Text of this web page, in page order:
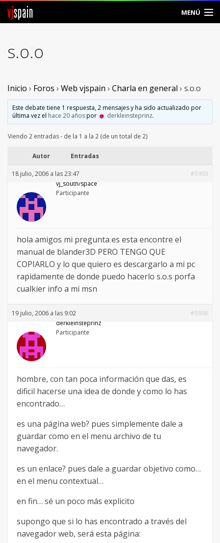
vjspain MENÚ
Foros
Vjspain
Contacto
Entrar
Crear Cuenta
s.o.o
Inicio › Foros › Web vjspain › Charla en general › s.o.o
Este debate tiene 1 respuesta, 2 mensajes y ha sido actualizado por
última vez el hace 20 añospor derkleinsteprinz.
Viendo 2 entradas - de la 1 a la 2 (de un total de 2)
Autor Entradas
18 julio, 2006 a las 23:47
#5993
vj_south/space
Participante
hola amigos mi pregunta es esta encontre el
manual de blander3D PERO TENGO QUE
COPIARLO y lo que quiero es descargarlo a mi pc
rapidamente de donde puedo hacerlo s.o.s porfa
cualkier info a mi msn
19 julio, 2006 a las 9:02
#5998
derkleinsteprinz
Participante
hombre, con tan poca información que das, es
dificil hacerse una idea de donde y como lo has
encontrado…
es una página web? pues simplemente dale a
guardar como en el menu archivo de tu
navegador.
es un enlace? pues dale a guardar objetivo como…
en el menu contextual…
en fin… sé un poco más explicito
supongo que si lo has encontrado a través del
navegador web, será esta página: